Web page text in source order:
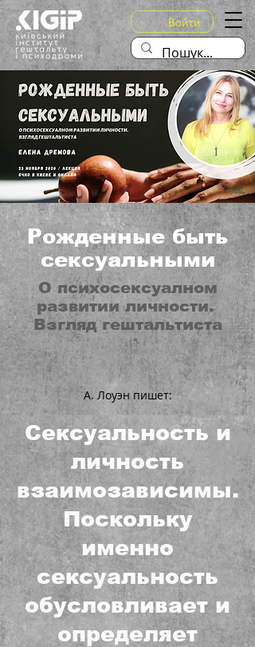
Войти
Рожденные быть
сексуальными
О психосексуалном
развитии личности.
Взгляд гештальтиста
А. Лоуэн пишет:
Сексуальность и
личность
взаимозависимы.
Поскольку
именно
сексуальность
обусловливает и
определяет